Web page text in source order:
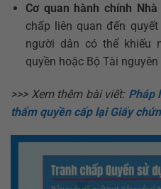
Cơ quan hành chính
chấp liên quan đến
người dân có thể khiếu
quyền hoặc Bộ Tài
>>> Xem thêm bài viết: Pháp
thẩm quyền cấp lại Giấy